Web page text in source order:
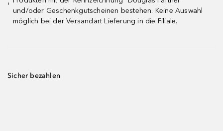
¹
und/oder Geschenkgutscheinen bestehen. Keine Auswahl
möglich bei der Versandart Lieferung in die Filiale.
Sicher bezahlen